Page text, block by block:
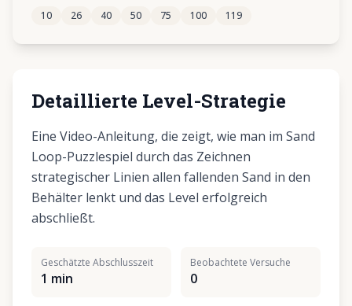
278 279 280 281
10 26 40 50 75 100 119
Detaillierte Level-Strategie
Eine Video-Anleitung, die zeigt, wie man im Sand
Loop-Puzzlespiel durch das Zeichnen
strategischer Linien allen fallenden Sand in den
Behälter lenkt und das Level erfolgreich
abschließt.
Geschätzte Abschlusszeit
1 min
Beobachtete Versuche
0